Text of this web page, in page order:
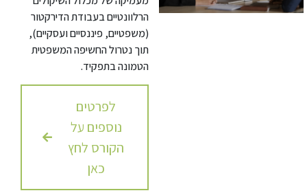
הרלוונטיים בעבודת הדירקטור
(משפטיים, פיננסיים ועסקיים),
תוך נטרול החשיפה המשפטית
הטמונה בתפקיד.
לפרטים
נוספים על
הקורס לחץ
כאן